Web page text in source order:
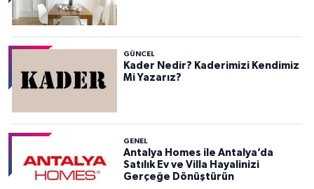
GÜNCEL
Kader Nedir? Kaderimizi Kendimiz
Mi Yazarız?
GENEL
Antalya Homes ile Antalya’da
Satılık Ev ve Villa Hayalinizi
Gerçeğe Dönüştürün